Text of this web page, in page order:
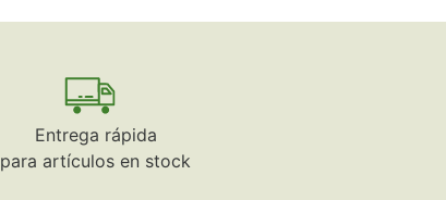
Entrega rápida
para artículos en stock